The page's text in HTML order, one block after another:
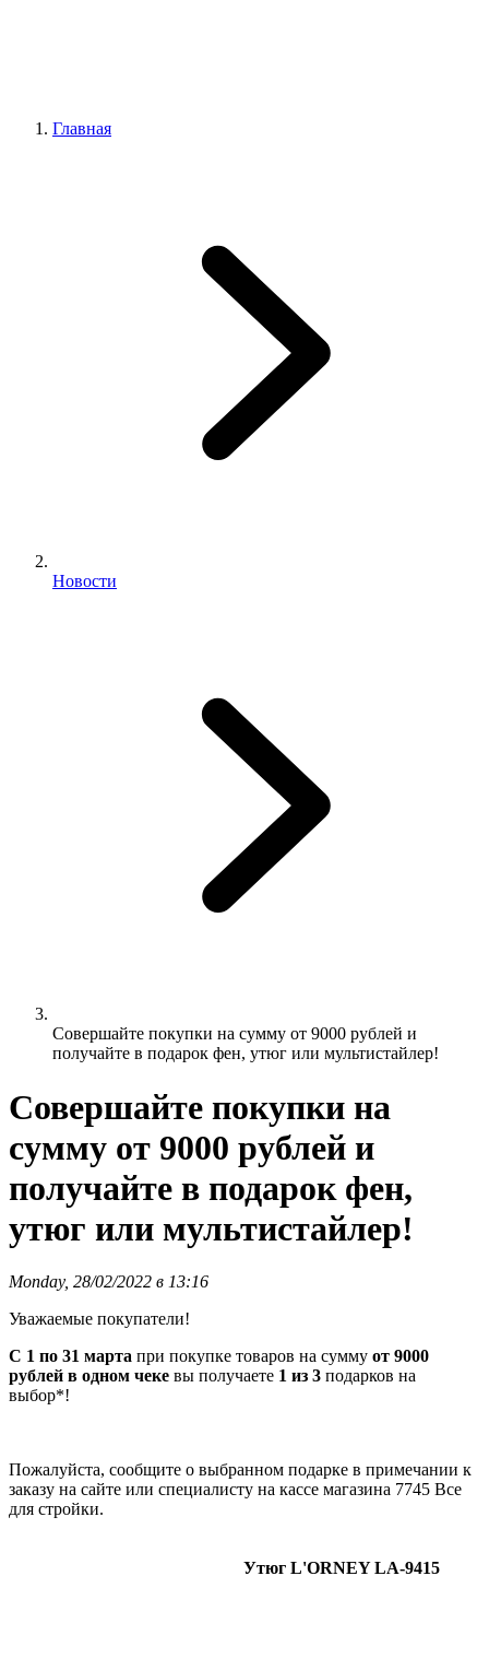
Главная
Новости
Совершайте покупки на сумму от 9000 рублей и
получайте в подарок фен, утюг или мультистайлер!
Совершайте покупки на
сумму от 9000 рублей и
получайте в подарок фен,
утюг или мультистайлер!
Monday, 28/02/2022 в 13:16
Уважаемые покупатели!
C 1 по 31 марта при покупке товаров на сумму от 9000
рублей в одном чеке вы получаете 1 из 3 подарков на
выбор*!
Пожалуйста, сообщите о выбранном подарке в примечании к
заказу на сайте или специалисту на кассе магазина 7745 Все
для стройки.
Утюг L'ORNEY LA-9415